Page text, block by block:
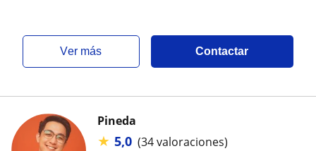
ver más Contactar
Pineda
★ 5,0 (34 valoraciones)